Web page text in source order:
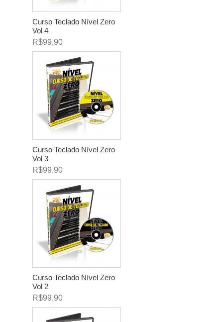
Curso Teclado Nível Zero
Vol 4
R$99,90
Curso Teclado Nível Zero
Vol 3
R$99,90
Curso Teclado Nível Zero
Vol 2
R$99,90